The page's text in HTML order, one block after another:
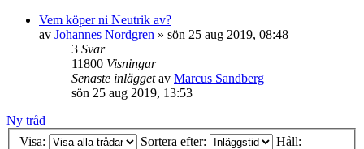
Vem köper ni Neutrik av?
av Johannes Nordgren » sön 25 aug 2019, 08:48
3 Svar
11800 Visningar
Senaste inläggetav Marcus Sandberg
sön 25 aug 2019, 13:53
Ny tråd
Visa:
Sortera efter: Håll: